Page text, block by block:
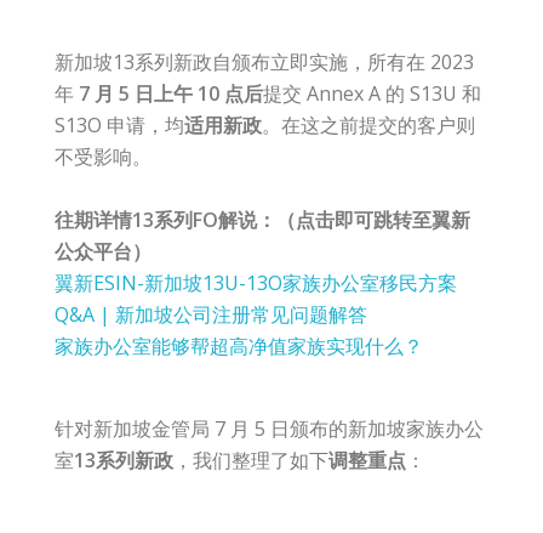
新加坡13系列新政自颁布立即实施，所有在 2023
年 7 月 5 日上午 10 点后提交 Annex A 的 S13U 和
S13O 申请，均适用新政。在这之前提交的客户则
不受影响。
往期详情13系列FO解说：（点击即可跳转至翼新
公众平台）
翼新ESIN-新加坡13U-13O家族办公室移民方案
Q&A | 新加坡公司注册常见问题解答
家族办公室能够帮超高净值家族实现什么？
针对新加坡金管局 7 月 5 日颁布的新加坡家族办公
室13系列新政 ，我们整理了如下调整重点 ：